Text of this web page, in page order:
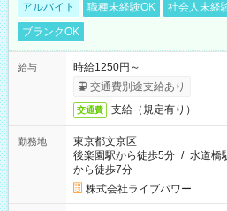
アルバイト 職種未経験OK 社会人未経
ブランクOK
給与
時給1250円～
交通費別途支給あり
交通費 支給（規定有り）
勤務地
東京都文京区
後楽園駅から徒歩5分 / 水道橋
から徒歩7分
株式会社ライブパワー